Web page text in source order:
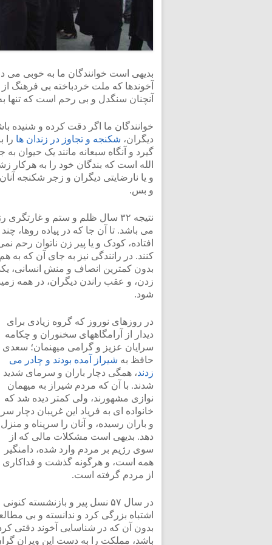
بدیهی است خوانندگان ما به خوبی می
آخوندها که ملت خردباخته بی فرهنگ
آنچنان سنگدل و بی رحم است که تنها
خوانندگان ما اگر دقت کرده و شنیده
دیگران، شکنجه و تجاوز در زندان ها را
گیرد و آنگاه سبعانه مانند یک حیوان
الله است که بندگان خود را به هرکار
و یا نارضایتی دیگران و زجر شکنجه
و بس.
نتیجه ۳۲ سال ظلم و ستم و
می باشد. تا آن جا که در پیاده روها،
افتاده، کودک و یا پیر زن ناتوان رحم
کنند. در رانندگی نیز به جای آن که به
بدون کمترین انصاف و منش انسانی،
زدن، و عقب راندن دیگران، در همه
شود.
در روزهای نوروز که گروه زیادی برای
دیدار از آرامگاههای سخنوران و چکامه
سرایان عزیز و گرامی میهنمان؛ سعدی
حافظ به شیراز آمده بودند و چادر می
زدند، همگی دچار باران و سرمای شدید
شدند. با آن که مردم شیراز به میهمان
نوازی مشهورند، ولی کمتر دیده شد که
خانواده ای به فریاد این غریبان دچار
و باران رسیده، و آنان را سرپناه و منزل
دهد. بدیهی است مشکلات مالی که از
سوی رژیم بر مردم وارد شده، دامنگیر
همه است، و هرگونه گذشت و فداکاری
از مردم گرفته است.
در سال ۵۷ نسل پیر و بازنشسته کنونی
اشتباه بزرگی کرد و ندانسته و بی
بدون آن که در شناسایی آخوند دقتی
باشد، مملکت را به دست این ویران